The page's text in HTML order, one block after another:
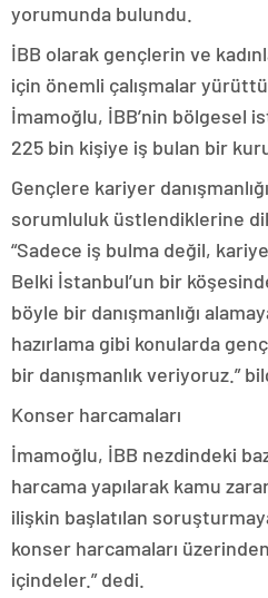
yorumunda bulundu.
İBB olarak gençlerin ve
için önemli çalışmalar
İmamoğlu, İBB’nin bölgesel
225 bin kişiye iş bulan bir
Gençlere kariyer
sorumluluk üstlendiklerine
“Sadece iş bulma değil,
Belki İstanbul’un bir
böyle bir danışmanlığı
hazırlama gibi konularda
bir danışmanlık veriyoruz.”
Konser harcamaları
İmamoğlu, İBB nezdindeki
harcama yapılarak kamu
ilişkin başlatılan
konser harcamaları
içindeler.” dedi.